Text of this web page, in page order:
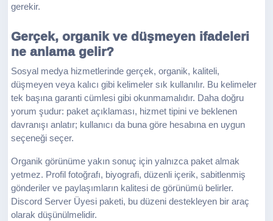
gerekir.
Gerçek, organik ve düşmeyen ifadeleri
ne anlama gelir?
Sosyal medya hizmetlerinde gerçek, organik, kaliteli,
düşmeyen veya kalıcı gibi kelimeler sık kullanılır. Bu kelimeler
tek başına garanti cümlesi gibi okunmamalıdır. Daha doğru
yorum şudur: paket açıklaması, hizmet tipini ve beklenen
davranışı anlatır; kullanıcı da buna göre hesabına en uygun
seçeneği seçer.
Organik görünüme yakın sonuç için yalnızca paket almak
yetmez. Profil fotoğrafı, biyografi, düzenli içerik, sabitlenmiş
gönderiler ve paylaşımların kalitesi de görünümü belirler.
Discord Server Üyesi paketi, bu düzeni destekleyen bir araç
olarak düşünülmelidir.